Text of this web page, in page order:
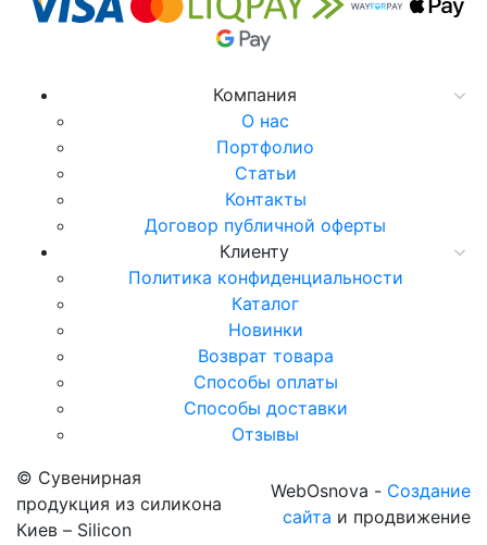
Компания
О нас
Портфолио
Статьи
Контакты
Договор публичной оферты
Клиенту
Политика конфиденциальности
Каталог
Новинки
Возврат товара
Способы оплаты
Способы доставки
Отзывы
© Сувенирная
продукция из силикона
Киев – Silicon
WebOsnova - Создание
сайта и продвижение